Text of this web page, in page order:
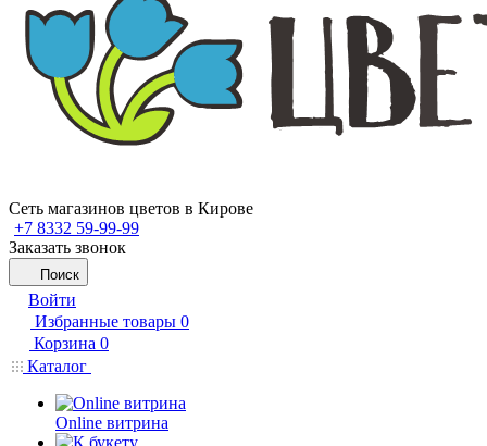
Сеть магазинов цветов в Кирове
+7 8332 59-99-99
Заказать звонок
Поиск
Войти
Избранные товары 0
Корзина 0
Каталог
Online витрина